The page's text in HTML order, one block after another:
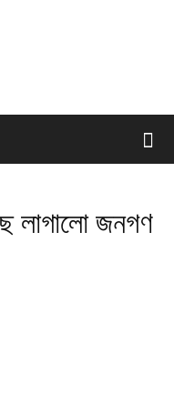
লাগালো জনগণ